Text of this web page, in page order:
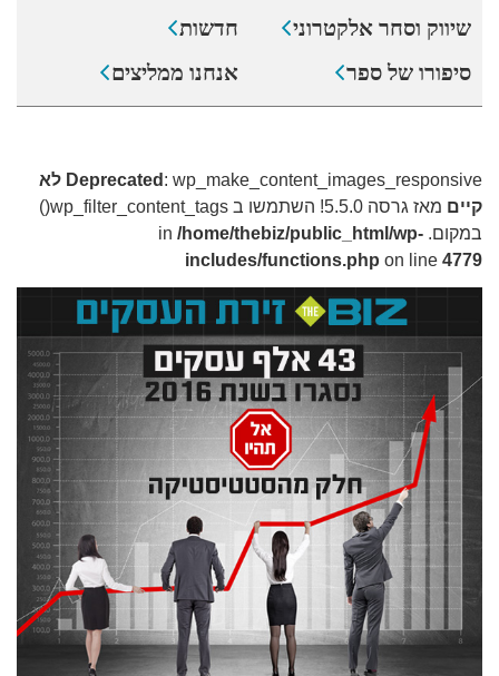
שיווק וסחר אלקטרוני
חדשות
סיפורו של ספר
אנחנו ממליצים
Deprecated : wp_make_content_images_responsive
לא
קיים
מאז גרסה 5.5.0! השתמשו ב wp_filter_content_tags()
במקום. in /home/thebiz/public_html/wp-
includes/functions.php on line 4779